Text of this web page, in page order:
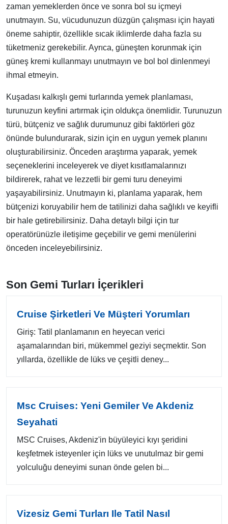
zaman yemeklerden önce ve sonra bol su içmeyi
unutmayın. Su, vücudunuzun düzgün çalışması için hayati
öneme sahiptir, özellikle sıcak iklimlerde daha fazla su
tüketmeniz gerekebilir. Ayrıca, güneşten korunmak için
güneş kremi kullanmayı unutmayın ve bol bol dinlenmeyi
ihmal etmeyin.
Kuşadası kalkışlı gemi turlarında yemek planlaması,
turunuzun keyfini artırmak için oldukça önemlidir. Turunuzun
türü, bütçeniz ve sağlık durumunuz gibi faktörleri göz
önünde bulundurarak, sizin için en uygun yemek planını
oluşturabilirsiniz. Önceden araştırma yaparak, yemek
seçeneklerini inceleyerek ve diyet kısıtlamalarınızı
bildirerek, rahat ve lezzetli bir gemi turu deneyimi
yaşayabilirsiniz. Unutmayın ki, planlama yaparak, hem
bütçenizi koruyabilir hem de tatilinizi daha sağlıklı ve keyifli
bir hale getirebilirsiniz. Daha detaylı bilgi için tur
operatörünüzle iletişime geçebilir ve gemi menülerini
önceden inceleyebilirsiniz.
Son Gemi Turları İçerikleri
Cruise Şirketleri Ve Müşteri Yorumları
Giriş: Tatil planlamanın en heyecan verici
aşamalarından biri, mükemmel geziyi seçmektir. Son
yıllarda, özellikle de lüks ve çeşitli deney...
Msc Cruises: Yeni Gemiler Ve Akdeniz
Seyahati
MSC Cruises, Akdeniz'in büyüleyici kıyı şeridini
keşfetmek isteyenler için lüks ve unutulmaz bir gemi
yolculuğu deneyimi sunan önde gelen bi...
Vizesiz Gemi Turları Ile Tatil Nasıl